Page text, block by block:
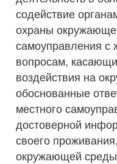
содействие
охраны
самоуправления
вопросам,
воздействия на
обоснованные
местного
достоверной
своего
окружающей